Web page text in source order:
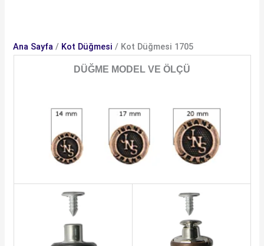
Ana Sayfa / Kot Düğmesi / Kot Düğmesi 1705
DÜĞME MODEL VE ÖLÇÜ